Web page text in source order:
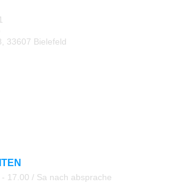
33607 Bielefeld
17.00 / Sa nach absprache